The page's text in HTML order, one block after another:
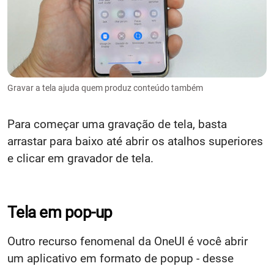
Gravar a tela ajuda quem produz conteúdo também
Para começar uma gravação de tela, basta
arrastar para baixo até abrir os atalhos superiores
e clicar em gravador de tela.
Tela em pop-up
Outro recurso fenomenal da OneUI é você abrir
um aplicativo em formato de popup - desse